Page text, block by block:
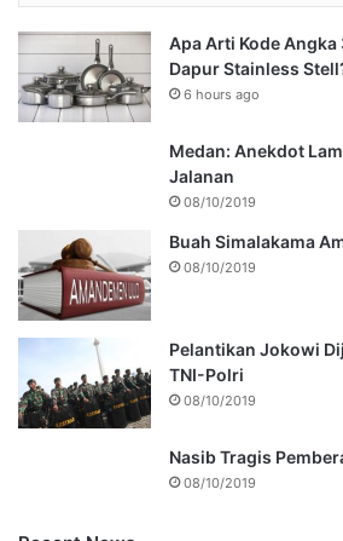
Apa Arti Kode
Dapur Stainless
6 hours ago
Medan: Anekdot
Jalanan
08/10/2019
Buah Simalakama
08/10/2019
Pelantikan Jokowi
TNI-Polri
08/10/2019
Nasib Tragis
08/10/2019